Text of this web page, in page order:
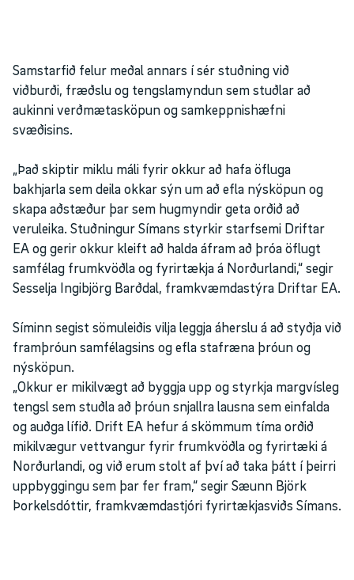
Samstarfið felur meðal annars í sér stuðning við
viðburði, fræðslu og tengslamyndun sem stuðlar að
aukinni verðmætasköpun og samkeppnishæfni
svæðisins.
„Það skiptir miklu máli fyrir okkur að hafa öfluga
bakhjarla sem deila okkar sýn um að efla nýsköpun og
skapa aðstæður þar sem hugmyndir geta orðið að
veruleika. Stuðningur Símans styrkir starfsemi Driftar
EA og gerir okkur kleift að halda áfram að þróa öflugt
samfélag frumkvöðla og fyrirtækja á Norðurlandi,“ segir
Sesselja Ingibjörg Barðdal, framkvæmdastýra Driftar EA.
Síminn segist sömuleiðis vilja leggja áherslu á að styðja við
framþróun samfélagsins og efla stafræna þróun og
nýsköpun.
„Okkur er mikilvægt að byggja upp og styrkja margvísleg
tengsl sem stuðla að þróun snjallra lausna sem einfalda
og auðga lífið. Drift EA hefur á skömmum tíma orðið
mikilvægur vettvangur fyrir frumkvöðla og fyrirtæki á
Norðurlandi, og við erum stolt af því að taka þátt í þeirri
uppbyggingu sem þar fer fram,“ segir Sæunn Björk
Þorkelsdóttir, framkvæmdastjóri fyrirtækjasviðs Símans.